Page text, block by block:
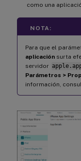
como una
NOTA:
Para que el
aplicación surta
servidor
Parámetros >
información,